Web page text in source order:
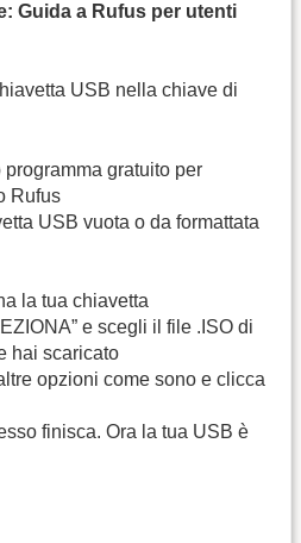
Guida a Rufus per utenti
USB nella chiave di
gratuito per
Rufus
USB vuota o da formattata
la tua chiavetta
e scegli il file .ISO di
hai scaricato
opzioni come sono e clicca
finisca. Ora la tua USB è